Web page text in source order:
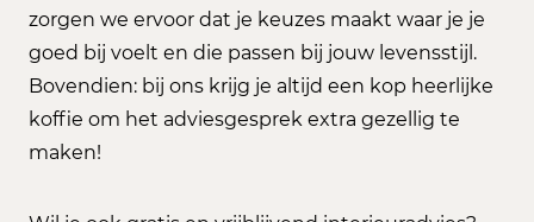
zorgen we ervoor dat je keuzes maakt waar je je
goed bij voelt en die passen bij jouw levensstijl.
Bovendien: bij ons krijg je altijd een kop heerlijke
koffie om het adviesgesprek extra gezellig te
maken!